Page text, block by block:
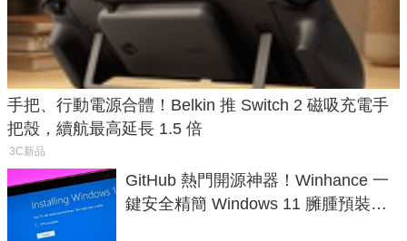
手把、行動電源合體！Belkin 推 Switch 2 磁吸充電手
把殼，續航最高延長 1.5 倍
3C新品
GitHub 熱門開源神器！Winhance 一
鍵安全精簡 Windows 11 臃腫預裝軟